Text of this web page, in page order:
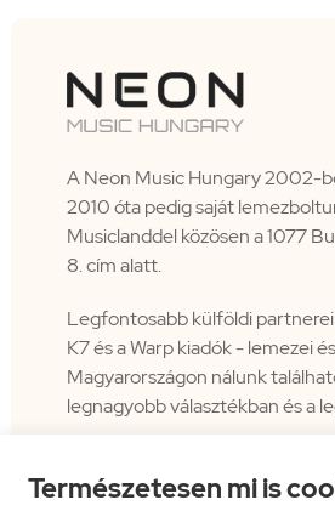
Természetesen mi is
A Neon Music Hungary 2002-
2010 óta pedig saját
Musiclanddel közösen a 1077
8. cím alatt.
Legfontosabb külföldi
K7 és a Warp kiadók - lemezei
Magyarországon nálunk
legnagyobb választékban és a